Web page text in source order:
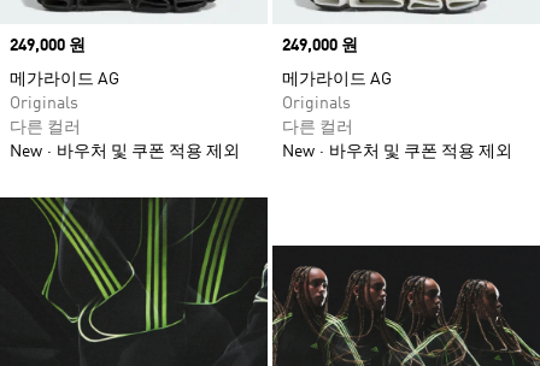
Price
249,000 원
메가라이드 AG
Originals
다른 컬러
New
바우처 및 쿠폰 적용 제외
Price
249,000 원
메가라이드 AG
Originals
다른 컬러
New
바우처 및 쿠폰 적용 제외